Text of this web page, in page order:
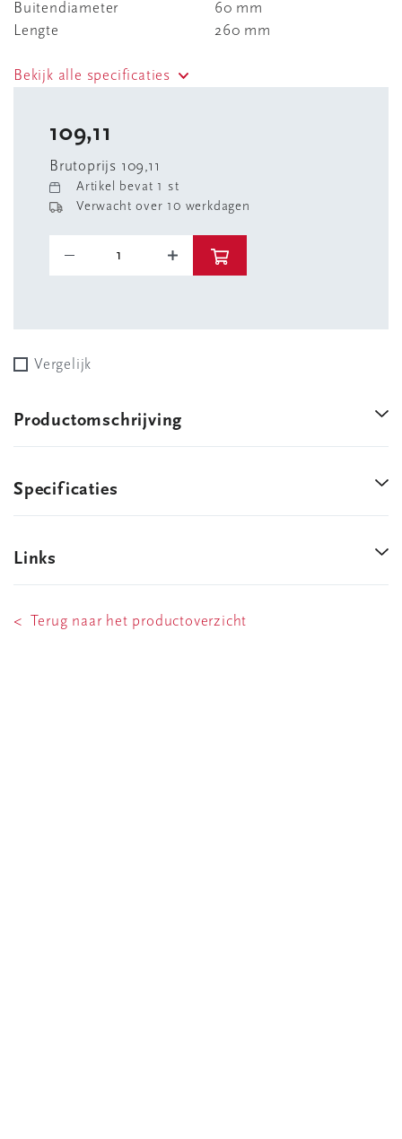
Buitendiameter
60 mm
Lengte
260 mm
Bekijk alle specificaties
109,11
Brutoprijs 109,11
Artikel bevat 1 st
Verwacht over 10 werkdagen
Vergelijk
Productomschrijving
Specificaties
Links
< Terug naar het productoverzicht